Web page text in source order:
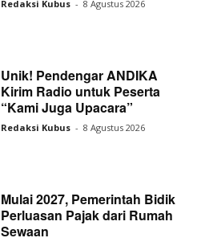
Redaksi Kubus - 8 Agustus 2026
Unik! Pendengar ANDIKA
Kirim Radio untuk Peserta
“Kami Juga Upacara”
Redaksi Kubus - 8 Agustus 2026
Mulai 2027, Pemerintah Bidik
Perluasan Pajak dari Rumah
Sewaan